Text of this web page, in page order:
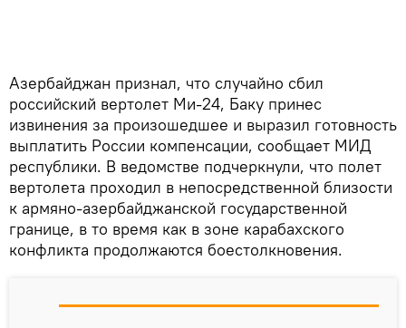
Азербайджан признал, что случайно сбил
российский вертолет Ми-24, Баку принес
извинения за произошедшее и выразил готовность
выплатить России компенсации, сообщает МИД
республики. В ведомстве подчеркнули, что полет
вертолета проходил в непосредственной близости
к армяно-азербайджанской государственной
границе, в то время как в зоне карабахского
конфликта продолжаются боестолкновения.